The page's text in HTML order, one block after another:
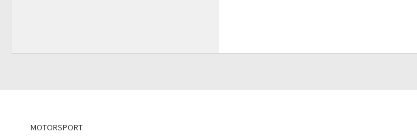
MOTORSPORT